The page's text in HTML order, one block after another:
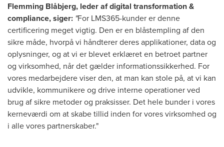
Flemming Blåbjerg, leder af digital transformation &
compliance, siger: "For LMS365-kunder er denne
certificering meget vigtig. Den er en blåstempling af den
sikre måde, hvorpå vi håndterer deres applikationer, data og
oplysninger, og at vi er blevet erklæret en betroet partner
og virksomhed, når det gælder informationssikkerhed. For
vores medarbejdere viser den, at man kan stole på, at vi kan
udvikle, kommunikere og drive interne operationer ved
brug af sikre metoder og praksisser. Det hele bunder i vores
kerneværdi om at skabe tillid inden for vores virksomhed og
i alle vores partnerskaber."